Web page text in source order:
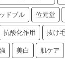
ドブル 位元堂
抗酸化作用 抜け
美白 肌ケア